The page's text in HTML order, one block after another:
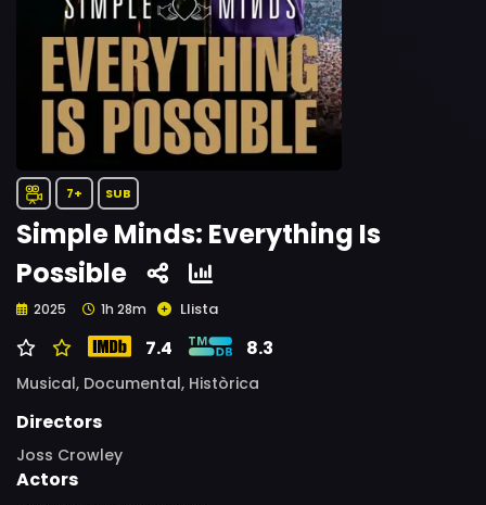
7+ SUB
Simple Minds: Everything Is
Possible
2025 1h 28m Llista
7.4 8.3
Musical, Documental, Històrica
Directors
Joss Crowley
Actors